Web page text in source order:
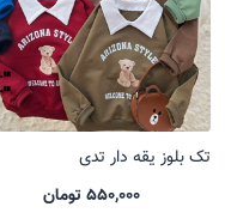
تک بلوز یقه دار تدی
550,000 تومان